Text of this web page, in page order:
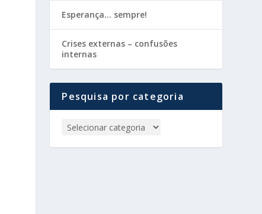
Esperança… sempre!
Crises externas – confusões
internas
Pesquisa por categoria